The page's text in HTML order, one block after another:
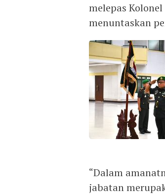
melepas
menuntaskan
“Dalam
jabatan